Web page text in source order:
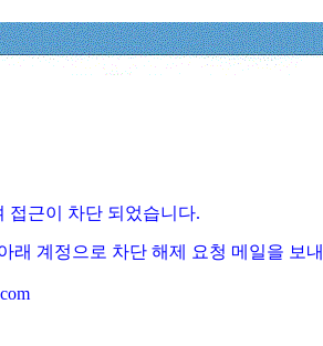
접근이 차단 되었습니다.
래 계정으로 차단 해제 요청 메일을 보내